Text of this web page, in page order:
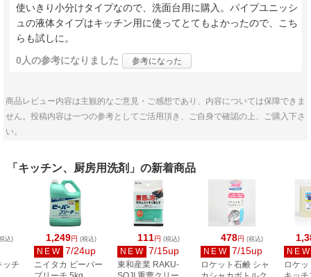
使いきり小分けタイプなので、洗面台用に購入。パイプユニッシ
ュの液体タイプはキッチン用に使ってとてもよかったので、こち
らも試しに。
0人の参考になりました 参考になった
商品レビュー内容は主観的なご意見・ご感想であり、内容については保障できま
せん。投稿内容は一つの参考としてご活用頂き、ご自身で確認の上、ご購入下さ
い。
「キッチン、厨房用洗剤」の新着商品
1,249円 (税込)
NEW 7/24up
ニイタカ ビーバー
111円 (税込)
NEW 7/15up
東和産業 RAKU-
478円 (税込)
NEW 7/15up
ロケット石鹸 シャ
NEW
ロケ
込)
ッチ